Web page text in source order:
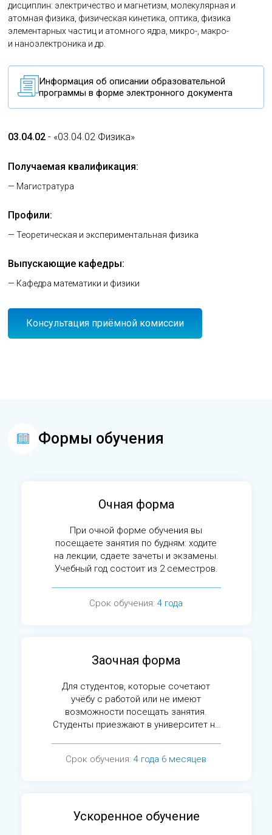
03.04.02- «03.04.02 Физика»
Получаемая квалификация:
— Магистратура
Профили:
— Теоретическая и экспериментальная физика
Выпускающие кафедры:
— Кафедра математики и физики
Консультация приёмной комиссии
дисциплин: электричество и магнетизм, молекулярная и
атомная физика, физическая кинетика, оптика, физика
элементарных частиц и атомного ядра, микро-, макро-
и наноэлектроника и др.
Информация об описании образовательной
программы в форме электронного документа
Формы обучения
Очная форма
При очной форме обучения вы
посещаете занятия по будням: ходите
на лекции, сдаете зачеты и экзамены.
Учебный год состоит из 2 семестров.
Срок обучения: 4 года
Заочная форма
Для студентов, которые сочетают
учёбу с работой или не имеют
возможности посещать занятия.
Студенты приезжают в университет на
Срок обучения: 4 года 6 месяцев
Ускоренное обучение